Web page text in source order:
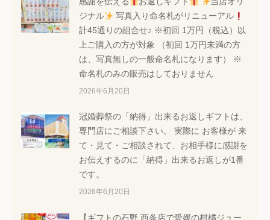
ン
ジナル
写真入り命名札がリニューアル
計45通りの組合せ♪ ※初回 1万円（税込）以
上ご購入の方が対象 （初回 1万円未満の方
は、写真無しの一般命名札になります） ※
命名札のみの販売はしておりません
2026年6月20日
冠婚葬祭の「納得」出来るお返しギフトは、
専門店にご相談下さい。 実際に お客様が 来
て・見て・ご相談されて、お相手様に感謝を
お伝えするのに「納得」出来るお返しが1番
です。
2026年6月20日
【ギフトの石野 西条店で愛媛の柑橘ジュー